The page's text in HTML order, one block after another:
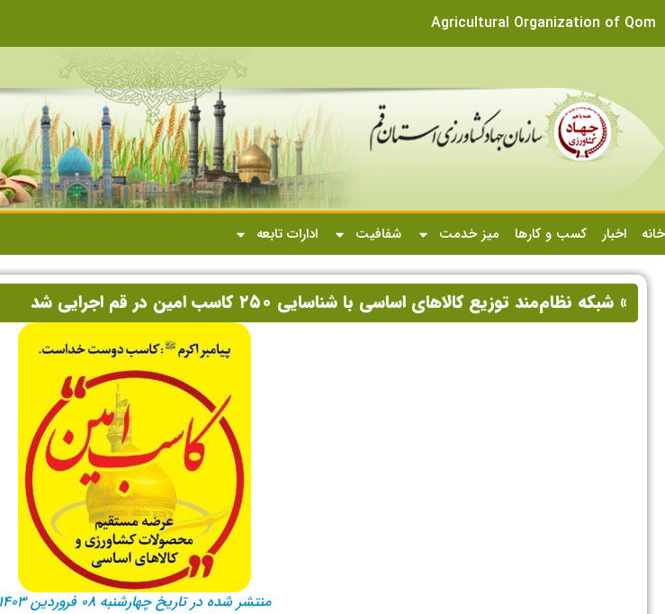
Agricultural Organization of Qom
خانه
اخبار کسب و کارها میز خدمت شفافیت ادارات تابعه
» شبکه نظام‌مند توزیع کالاهای اساسی با شناسایی ۲۵۰ کاسب امین در قم اجرایی شد
منتشر شده در تاریخ چهارشنبه ۰۸ فروردین ۱۴۰۳